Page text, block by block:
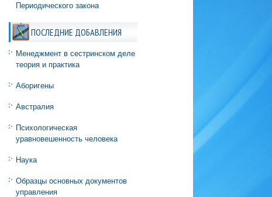
Периодического закона
ПОСЛЕДНИЕ ДОБАВЛЕНИЯ
Менеджмент в сестринском деле
теория и практика
Аборигены
Австралия
Психологическая
уравновешенность человека
Наука
Образцы основных документов
управления